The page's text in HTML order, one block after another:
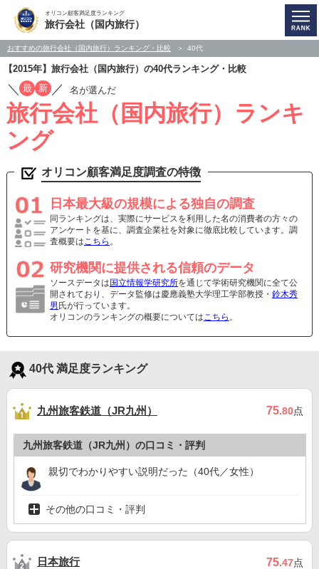
オリコン顧客満足度ランキング
旅行会社（国内旅行）
おすすめの旅行会社（国内旅行）ランキング・比較 40代
【2015年】旅行会社（国内旅行）の40代ランキング・比較
／ 最 新 ／ 名が選んだ
旅行会社（国内旅行）ランキ
ング
オリコン顧客満足度調査の特徴
日本最大級の規模による独自の調査
同ランキングは、実際にサービスを利用した名の消費者の方々の
アンケートを基に、調査企業社を対象に徹底比較しています。調
査概要はこちら 。
研究機関に提供される信頼のデータ
ソースデータは 国立情報学研究所を通じて学術研究機関に全て公
開されており、データ監修は慶應義塾大学理工学部教授・ 鈴木秀
男 氏が行っています。
オリコンのランキングの概要についてはこちら 。
40代 満足度ランキング
九州旅客鉄道（JR九州） 75.80点
九州旅客鉄道（JR九州）の口コミ・評判
親切でわかりやすい説明だった（40代／女性）
その他の口コミ・評判
日本旅行 75.47点